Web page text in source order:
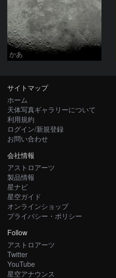
かあ
サイトマップ
ホーム
天体写真ギャラリーについて
利用規約
ログイン/新規登録
お問い合わせ
会社情報
アストロアーツ
製品情報
星ナビ
星空ガイド
オンラインショップ
プライバシー・ポリシー
Follow
アストロアーツ
Twitter
YouTube
星空アナウンス